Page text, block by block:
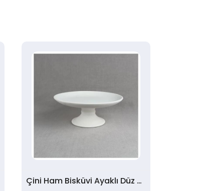
Çini Ham Bisküvi Ayaklı Düz Tabak 25cm.